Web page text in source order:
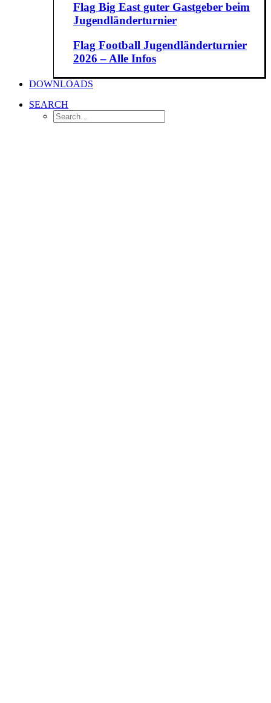
Flag Big East guter Gastgeber beim
Jugendländerturnier
Flag Football Jugendländerturnier
2026 – Alle Infos
DOWNLOADS
SEARCH